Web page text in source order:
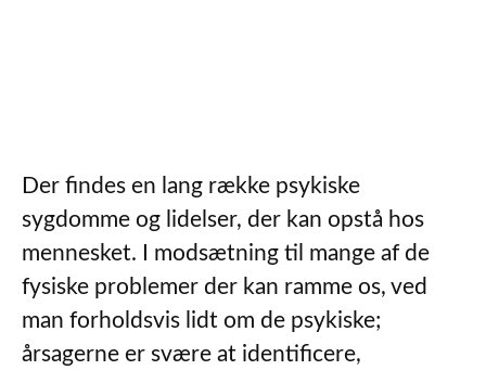
Der findes en lang række psykiske
sygdomme og lidelser, der kan opstå hos
mennesket. I modsætning til mange af de
fysiske problemer der kan ramme os, ved
man forholdsvis lidt om de psykiske;
årsagerne er svære at identificere,